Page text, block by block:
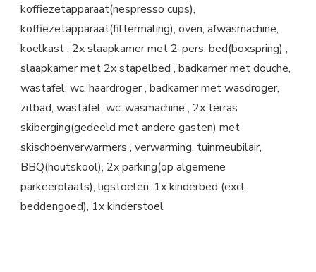
koffiezetapparaat(nespresso cups),
koffiezetapparaat(filtermaling), oven, afwasmachine,
koelkast , 2x slaapkamer met 2-pers. bed(boxspring) ,
slaapkamer met 2x stapelbed , badkamer met douche,
wastafel, wc, haardroger , badkamer met wasdroger,
zitbad, wastafel, wc, wasmachine , 2x terras
skiberging(gedeeld met andere gasten) met
skischoenverwarmers , verwarming, tuinmeubilair,
BBQ(houtskool), 2x parking(op algemene
parkeerplaats), ligstoelen, 1x kinderbed (excl.
beddengoed), 1x kinderstoel